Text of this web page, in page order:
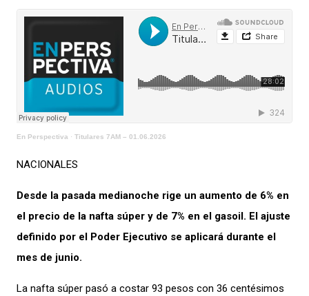
En Perspectiva · Titulares 7AM – 01.06.2026
NACIONALES
Desde la pasada medianoche rige un aumento de 6% en
el precio de la nafta súper y de 7% en el gasoil. El ajuste
definido por el Poder Ejecutivo se aplicará durante el
mes de junio.
La nafta súper pasó a costar 93 pesos con 36 centésimos